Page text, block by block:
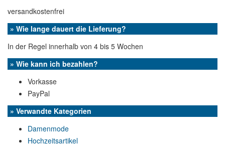
versandkostenfrei
» Wie lange dauert die Lieferung?
In der Regel innerhalb von 4 bis 5 Wochen
» Wie kann ich bezahlen?
Vorkasse
PayPal
» Verwandte Kategorien
Damenmode
Hochzeitsartikel